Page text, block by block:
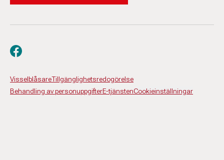
VisselblåsareTillgänglighetsredogörelse
Behandling av personuppgifterE-tjänstenCookieinställningar
Besök oss på facebook